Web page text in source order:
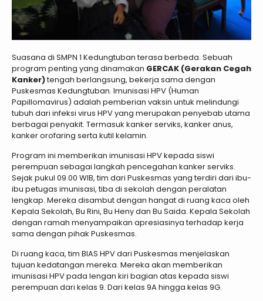
Suasana di SMPN 1 Kedungtuban terasa berbeda. Sebuah
program penting yang dinamakan GERCAK (Gerakan Cegah
Kanker)tengah berlangsung, bekerja sama dengan
Puskesmas Kedungtuban. Imunisasi HPV (Human
Papillomavirus) adalah pemberian vaksin untuk melindungi
tubuh dari infeksi virus HPV yang merupakan penyebab utama
berbagai penyakit. Termasuk kanker serviks, kanker anus,
kanker orofaring serta kutil kelamin.
Program ini memberikan imunisasi HPV kepada siswi
perempuan sebagai langkah pencegahan kanker serviks.
Sejak pukul 09.00 WIB, tim dari Puskesmas yang terdiri dari ibu-
ibu petugas imunisasi, tiba di sekolah dengan peralatan
lengkap. Mereka disambut dengan hangat di ruang kaca oleh
Kepala Sekolah, Bu Rini, Bu Heny dan Bu Saida. Kepala Sekolah
dengan ramah menyampaikan apresiasinya terhadap kerja
sama dengan pihak Puskesmas.
Di ruang kaca, tim BIAS HPV dari Puskesmas menjelaskan
tujuan kedatangan mereka. Mereka akan memberikan
imunisasi HPV pada lengan kiri bagian atas kepada siswi
perempuan dari kelas 9. Dari kelas 9A hingga kelas 9G.